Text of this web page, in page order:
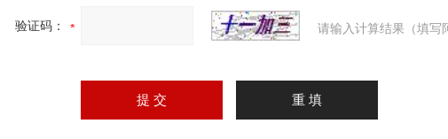
验证码： 请输入计算结果（填写